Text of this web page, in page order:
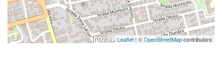
Leaflet| ©OpenStreetMapcontributors